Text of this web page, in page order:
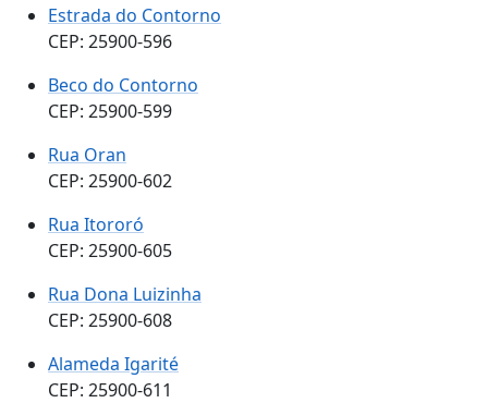
Estrada do Contorno
CEP: 25900-596
Beco do Contorno
CEP: 25900-599
Rua Oran
CEP: 25900-602
Rua Itororó
CEP: 25900-605
Rua Dona Luizinha
CEP: 25900-608
Alameda Igarité
CEP: 25900-611